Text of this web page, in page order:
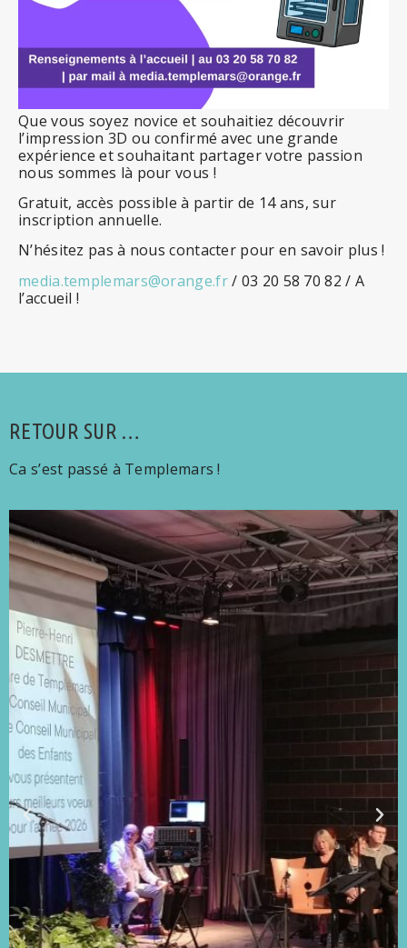
Que vous soyez novice et souhaitiez découvrir
l’impression 3D ou confirmé avec une grande
expérience et souhaitant partager votre passion
nous sommes là pour vous !
Gratuit, accès possible à partir de 14 ans, sur
inscription annuelle.
N’hésitez pas à nous contacter pour en savoir plus !
media.templemars@orange.fr/ 03 20 58 70 82 / A
l’accueil !
RETOUR SUR …
Ca s’est passé à Templemars !